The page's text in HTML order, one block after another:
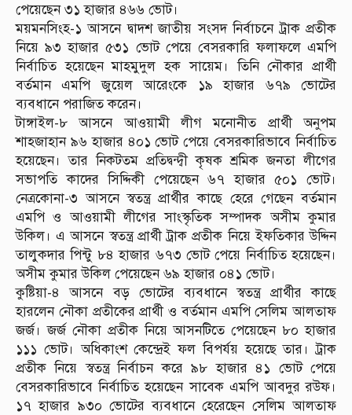
পেয়েছেন ৩১ হাজার ৪৬৬ ভোট।
ময়মনসিংহ-১ আসনে দ্বাদশ জাতীয় সংসদ নির্বাচনে ট্রাক প্রতীক
নিয়ে ৯৩ হাজার ৫৩১ ভোট পেয়ে বেসরকারি ফলাফলে এমপি
নির্বাচিত হয়েছেন মাহমুদুল হক সায়েম। তিনি নৌকার প্রার্থী
বর্তমান এমপি জুয়েল আরেংকে ১৯ হাজার ৬৭৯ ভোটের
ব্যবধানে পরাজিত করেন।
টাঙ্গাইল-৮ আসনে আওয়ামী লীগ মনোনীত প্রার্থী অনুপম
শাহজাহান ৯৬ হাজার ৪০১ ভোট পেয়ে বেসরকারিভাবে নির্বাচিত
হয়েছেন। তার নিকটতম প্রতিদ্বন্দ্বী কৃষক শ্রমিক জনতা লীগের
সভাপতি কাদের সিদ্দিকী পেয়েছেন ৬৭ হাজার ৫০১ ভোট।
নেত্রকোনা-৩ আসনে স্বতন্ত্র প্রার্থীর কাছে হেরে গেছেন বর্তমান
এমপি ও আওয়ামী লীগের সাংস্কৃতিক সম্পাদক অসীম কুমার
উকিল। এ আসনে স্বতন্ত্র প্রার্থী ট্রাক প্রতীক নিয়ে ইফতিকার উদ্দিন
তালুকদার পিন্টু ৮৪ হাজার ৬৭৩ ভোট পেয়ে নির্বাচিত হয়েছেন।
অসীম কুমার উকিল পেয়েছেন ৬৯ হাজার ০৪১ ভোট।
কুষ্টিয়া-৪ আসনে বড় ভোটের ব্যবধানে স্বতন্ত্র প্রার্থীর কাছে
হারলেন নৌকা প্রতীকের প্রার্থী ও বর্তমান এমপি সেলিম আলতাফ
জর্জ। জর্জ নৌকা প্রতীক নিয়ে আসনটিতে পেয়েছেন ৮০ হাজার
১১১ ভোট। অধিকাংশ কেন্দ্রেই ফল বিপর্যয় হয়েছে তার। ট্রাক
প্রতীক নিয়ে স্বতন্ত্র নির্বাচন করে ৯৮ হাজার ৪১ ভোট পেয়ে
বেসরকারিভাবে নির্বাচিত হয়েছেন সাবেক এমপি আবদুর রউফ।
১৭ হাজার ৯৩০ ভোটের ব্যবধানে হেরেছেন সেলিম আলতাফ